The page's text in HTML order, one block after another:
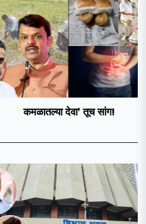
कमळातल्या देवा’ तूच सांग!